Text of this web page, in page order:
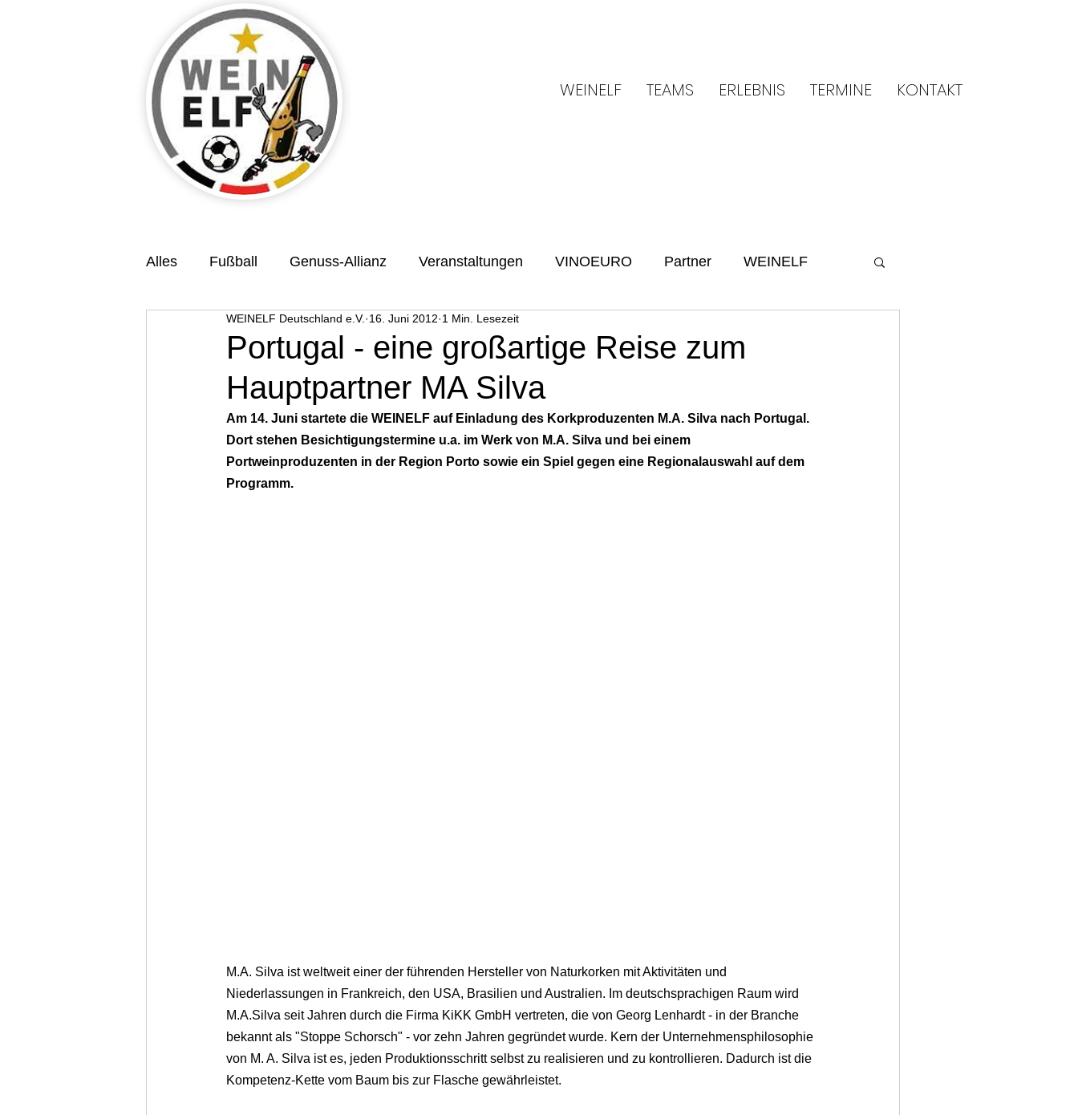
WEINELF TEAMS ERLEBNIS TERMINE KONTAKT
Alles Fußball Genuss-Allianz Veranstaltungen VINOEURO Partner WEINELF
Veranstaltungsvorschau Benefiz Spielvorschau
Portugal - eine großartige Reise zum
Hauptpartner MA Silva
WEINELF Deutschland e.V. 16. Juni 2012 1 Min. Lesezeit
Am 14. Juni startete die WEINELF auf Einladung des Korkproduzenten M.A. Silva nach Portugal.
Dort stehen Besichtigungstermine u.a. im Werk von M.A. Silva und bei einem
Portweinproduzenten in der Region Porto sowie ein Spiel gegen eine Regionalauswahl auf dem
Programm.
M.A. Silva ist weltweit einer der führenden Hersteller von Naturkorken mit Aktivitäten und
Niederlassungen in Frankreich, den USA, Brasilien und Australien. Im deutschsprachigen Raum wird
M.A.Silva seit Jahren durch die Firma KiKK GmbH vertreten, die von Georg Lenhardt - in der Branche
bekannt als "Stoppe Schorsch" - vor zehn Jahren gegründet wurde. Kern der Unternehmensphilosophie
von M. A. Silva ist es, jeden Produktionsschritt selbst zu realisieren und zu kontrollieren. Dadurch ist die
Kompetenz-Kette vom Baum bis zur Flasche gewährleistet.